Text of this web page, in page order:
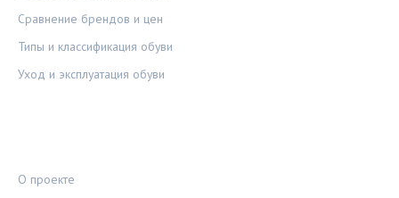
Сравнение брендов и цен
Типы и классификация обуви
Уход и эксплуатация обуви
О проекте